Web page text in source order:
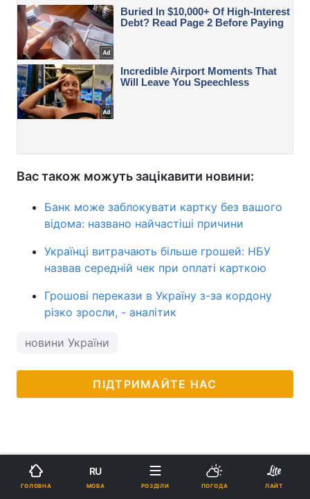
Вас також можуть зацікавити новини:
Банк може заблокувати картку без вашого
відома: названо найчастіші причини
Українці витрачають більше грошей: НБУ
назвав середній чек при оплаті карткою
Грошові перекази в Україну з-за кордону
різко зросли, - аналітик
новини України
ПІДТРИМАЙТЕ НАС
ГОЛОВНА
RU
МОВА РОЗДІЛИ ПОГОДА ЛАЙТ